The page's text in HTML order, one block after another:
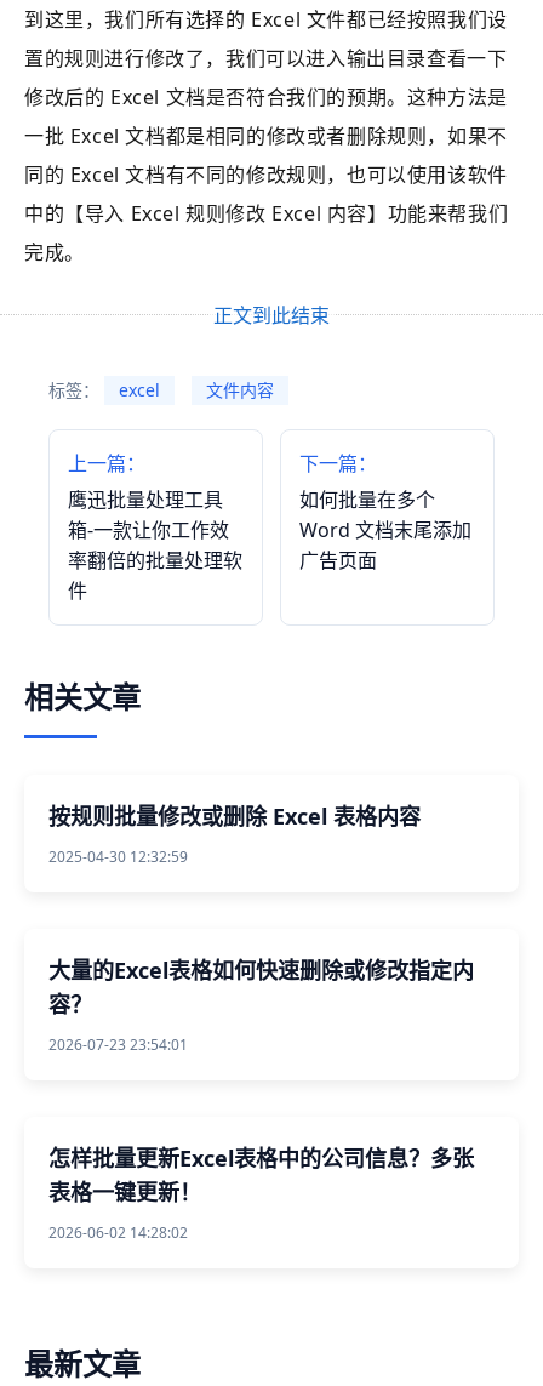
到这里，我们所有选择的 Excel 文件都已经按照我们设
置的规则进行修改了，我们可以进入输出目录查看一下
修改后的 Excel 文档是否符合我们的预期。这种方法是
一批 Excel 文档都是相同的修改或者删除规则，如果不
同的 Excel 文档有不同的修改规则，也可以使用该软件
中的【导入 Excel 规则修改 Excel 内容】功能来帮我们
完成。
正文到此结束
标签： excel 文件内容
上一篇：
鹰迅批量处理工具
箱-一款让你工作效
率翻倍的批量处理软
件
下一篇：
如何批量在多个
Word 文档末尾添加
广告页面
相关文章
按规则批量修改或删除 Excel 表格内容
2025-04-30 12:32:59
大量的Excel表格如何快速删除或修改指定内
容？
2026-07-23 23:54:01
怎样批量更新Excel表格中的公司信息？多张
表格一键更新！
2026-06-02 14:28:02
最新文章